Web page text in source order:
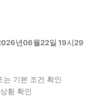
년06월22일 19시29
는 기본 조건 확인
황 확인